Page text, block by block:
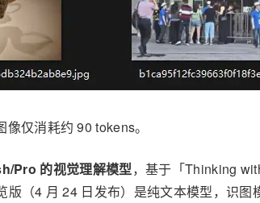
仅消耗约 90 tokens。
Pro 的视觉理解模型，基于「Thinking
版（4 月 24 日发布）是纯文本模型，识